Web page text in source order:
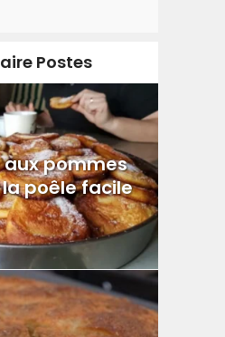
Postes
pommes
poêle facile